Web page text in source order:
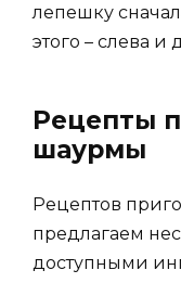
лепешку
этого – слева и
Рецепты
шаурмы
Рецептов
предлагаем
доступными